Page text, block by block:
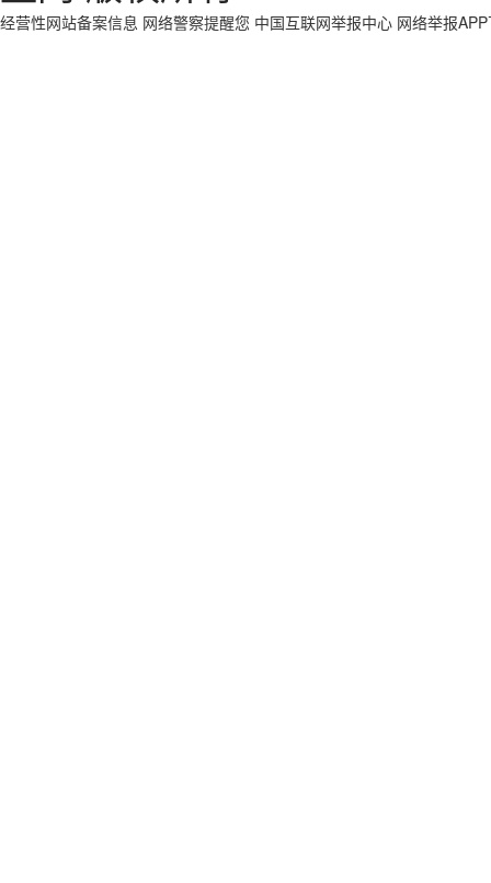
经营性网站备案信息 网络警察提醒您 中国互联网举报中心 网络举报